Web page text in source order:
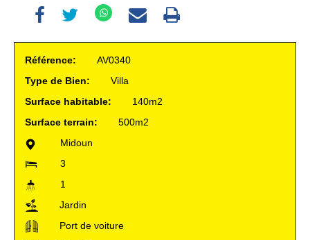
Référence:
AV0340
Type de Bien:
Villa
Surface habitable:
140m2
Surface terrain:
500m2
Midoun
3
1
Jardin
Port de voiture